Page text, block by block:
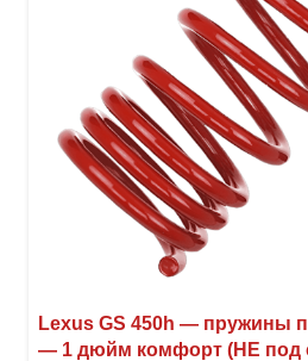
Lexus GS 450h — пружины
— 1 дюйм комфорт (НЕ под